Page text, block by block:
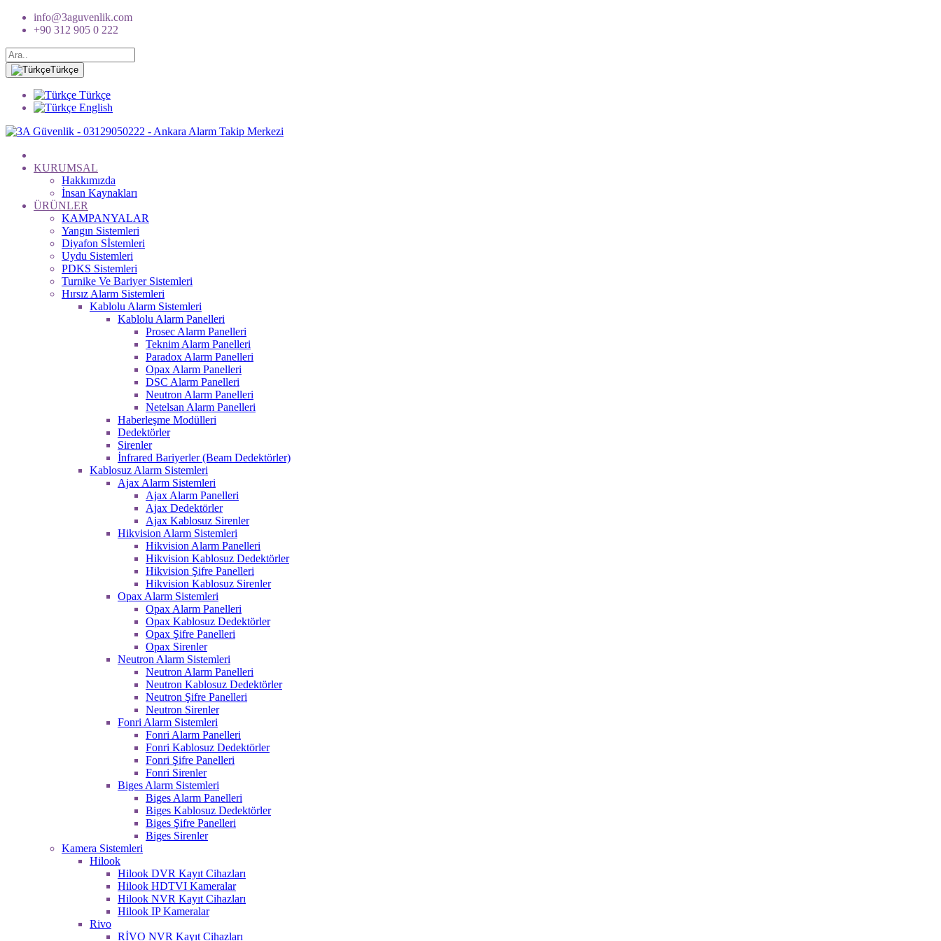
info@3aguvenlik.com
+90 312 905 0 222
Türkçe
Türkçe
English
KURUMSAL
Hakkımızda
İnsan Kaynakları
ÜRÜNLER
KAMPANYALAR
Yangın Sistemleri
Diyafon Sİstemleri
Uydu Sistemleri
PDKS Sistemleri
Turnike Ve Bariyer Sistemleri
Hırsız Alarm Sistemleri
Kablolu Alarm Sistemleri
Kablolu Alarm Panelleri
Prosec Alarm Panelleri
Teknim Alarm Panelleri
Paradox Alarm Panelleri
Opax Alarm Panelleri
DSC Alarm Panelleri
Neutron Alarm Panelleri
Netelsan Alarm Panelleri
Haberleşme Modülleri
Dedektörler
Sirenler
İnfrared Bariyerler (Beam Dedektörler)
Kablosuz Alarm Sistemleri
Ajax Alarm Sistemleri
Ajax Alarm Panelleri
Ajax Dedektörler
Ajax Kablosuz Sirenler
Hikvision Alarm Sistemleri
Hikvision Alarm Panelleri
Hikvision Kablosuz Dedektörler
Hikvision Şifre Panelleri
Hikvision Kablosuz Sirenler
Opax Alarm Sistemleri
Opax Alarm Panelleri
Opax Kablosuz Dedektörler
Opax Şifre Panelleri
Opax Sirenler
Neutron Alarm Sistemleri
Neutron Alarm Panelleri
Neutron Kablosuz Dedektörler
Neutron Şifre Panelleri
Neutron Sirenler
Fonri Alarm Sistemleri
Fonri Alarm Panelleri
Fonri Kablosuz Dedektörler
Fonri Şifre Panelleri
Fonri Sirenler
Biges Alarm Sistemleri
Biges Alarm Panelleri
Biges Kablosuz Dedektörler
Biges Şifre Panelleri
Biges Sirenler
Kamera Sistemleri
Hilook
Hilook DVR Kayıt Cihazları
Hilook HDTVI Kameralar
Hilook NVR Kayıt Cihazları
Hilook IP Kameralar
Rivo
RİVO NVR Kayıt Cihazları